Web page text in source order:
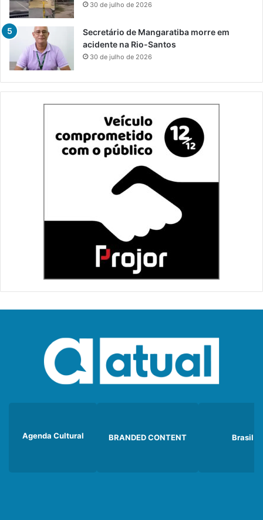
30 de julho de 2026
Secretário de Mangaratiba morre em
acidente na Rio-Santos
30 de julho de 2026
Agenda Cultural BRANDED CONTENT Brasil